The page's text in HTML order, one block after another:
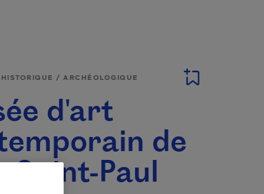
/ ARCHÉOLOGIQUE
d'art
de
Saint-Paul